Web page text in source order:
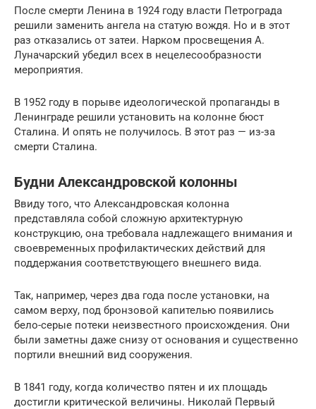
После смерти Ленина в 1924 году власти Петрограда
решили заменить ангела на статую вождя. Но и в этот
раз отказались от затеи. Нарком просвещения А.
Луначарский убедил всех в нецелесообразности
мероприятия.
В 1952 году в порыве идеологической пропаганды в
Ленинграде решили установить на колонне бюст
Сталина. И опять не получилось. В этот раз — из-за
смерти Сталина.
Будни Александровской колонны
Ввиду того, что Александровская колонна
представляла собой сложную архитектурную
конструкцию, она требовала надлежащего внимания и
своевременных профилактических действий для
поддержания соответствующего внешнего вида.
Так, например, через два года после установки, на
самом верху, под бронзовой капителью появились
бело-серые потеки неизвестного происхождения. Они
были заметны даже снизу от основания и существенно
портили внешний вид сооружения.
В 1841 году, когда количество пятен и их площадь
достигли критической величины. Николай Первый